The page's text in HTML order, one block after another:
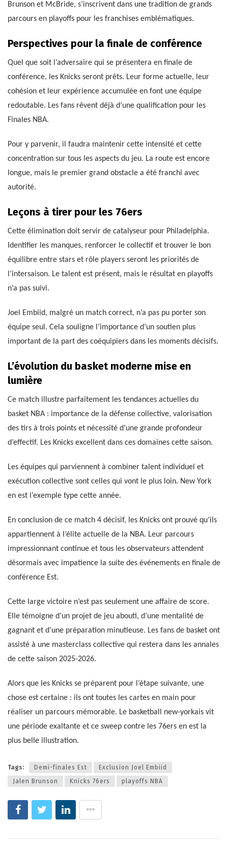
Brunson et McBride, s’inscrivent dans une tradition de grands
parcours en playoffs pour les franchises emblématiques.
Perspectives pour la finale de conférence
Quel que soit l’adversaire qui se présentera en finale de
conférence, les Knicks seront prêts. Leur forme actuelle, leur
cohésion et leur expérience accumulée en font une équipe
redoutable. Les fans rêvent déjà d’une qualification pour les
Finales NBA.
Pour y parvenir, il faudra maintenir cette intensité et cette
concentration sur tous les aspects du jeu. La route est encore
longue, mais le premier grand obstacle a été franchi avec
autorité.
Leçons à tirer pour les 76ers
Cette élimination doit servir de catalyseur pour Philadelphia.
Identifier les manques, renforcer le collectif et trouver le bon
équilibre entre stars et rôle players seront les priorités de
l’intersaison. Le talent est présent, mais le résultat en playoffs
n’a pas suivi.
Joel Embiid, malgré un match correct, n’a pas pu porter son
équipe seul. Cela souligne l’importance d’un soutien plus
important de la part des coéquipiers dans les moments décisifs.
L’évolution du basket moderne mise en
lumière
Ce match illustre parfaitement les tendances actuelles du
basket NBA : importance de la défense collective, valorisation
des tirs à trois points et nécessité d’une grande profondeur
d’effectif. Les Knicks excellent dans ces domaines cette saison.
Les équipes qui parviennent à combiner talent individuel et
exécution collective sont celles qui vont le plus loin. New York
en est l’exemple type cette année.
En conclusion de ce match 4 décisif, les Knicks ont prouvé qu’ils
appartiennent à l’élite actuelle de la NBA. Leur parcours
impressionnant continue et tous les observateurs attendent
désormais avec impatience la suite des événements en finale de
conférence Est.
Cette large victoire n’est pas seulement une affaire de score.
Elle témoigne d’un projet de jeu abouti, d’une mentalité de
gagnant et d’une préparation minutieuse. Les fans de basket ont
assisté à une masterclass collective qui restera dans les annales
de cette saison 2025-2026.
Alors que les Knicks se préparent pour l’étape suivante, une
chose est certaine : ils ont toutes les cartes en main pour
réaliser un parcours mémorable. Le basketball new-yorkais vit
une période exaltante et ce sweep contre les 76ers en est la
plus belle illustration.
Tags: Demi-finales Est
Exclusion Joel Embiid
Jalen Brunson
Knicks 76ers playoffs NBA